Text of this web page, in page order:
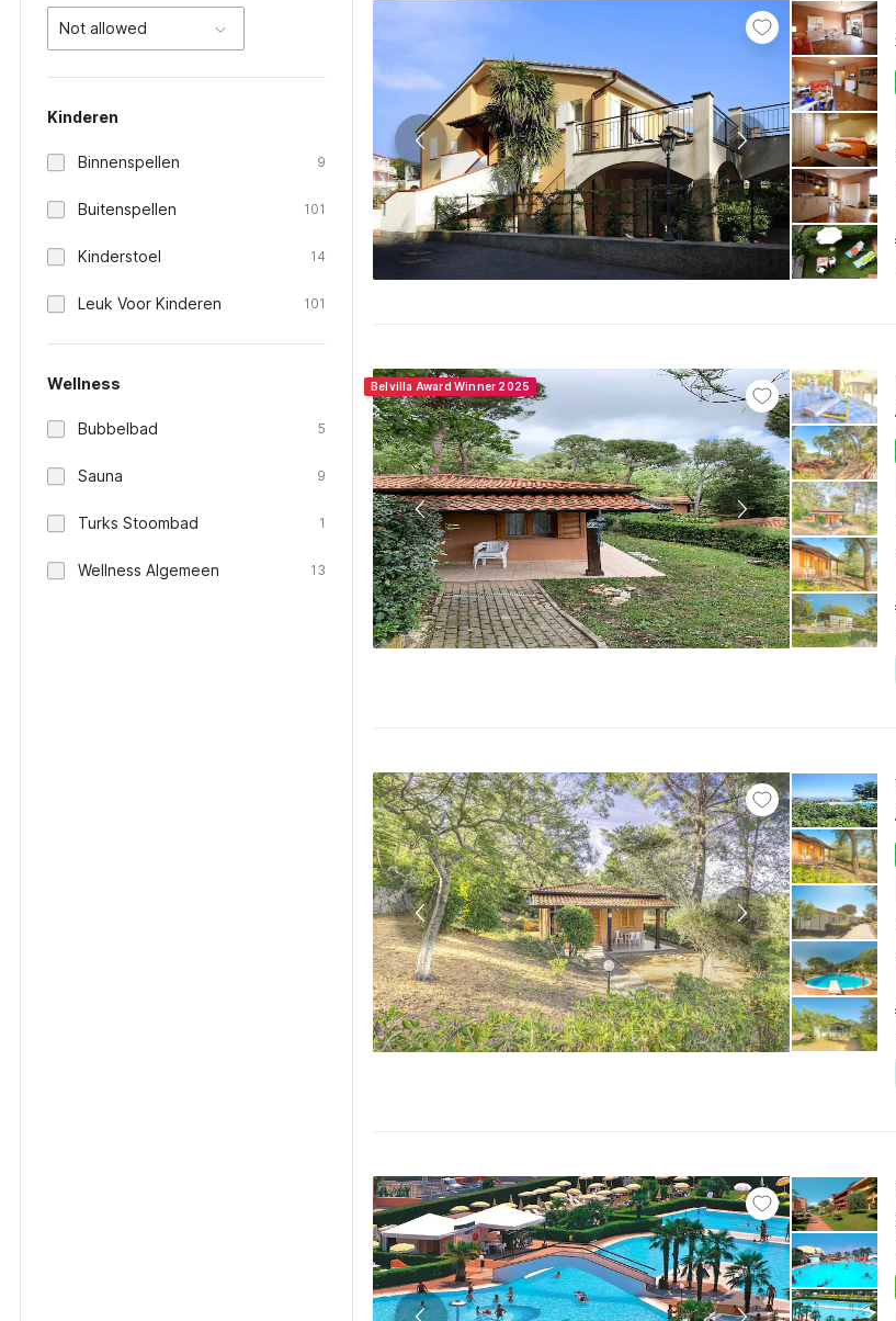
Not allowed
Kinderen
Binnenspellen 9
Buitenspellen 101
Kinderstoel 14
Leuk Voor Kinderen 101
Wellness
Bubbelbad 5
Sauna 9
Turks Stoombad 1
Wellness Algemeen 13
Belvilla Award Winner 2025